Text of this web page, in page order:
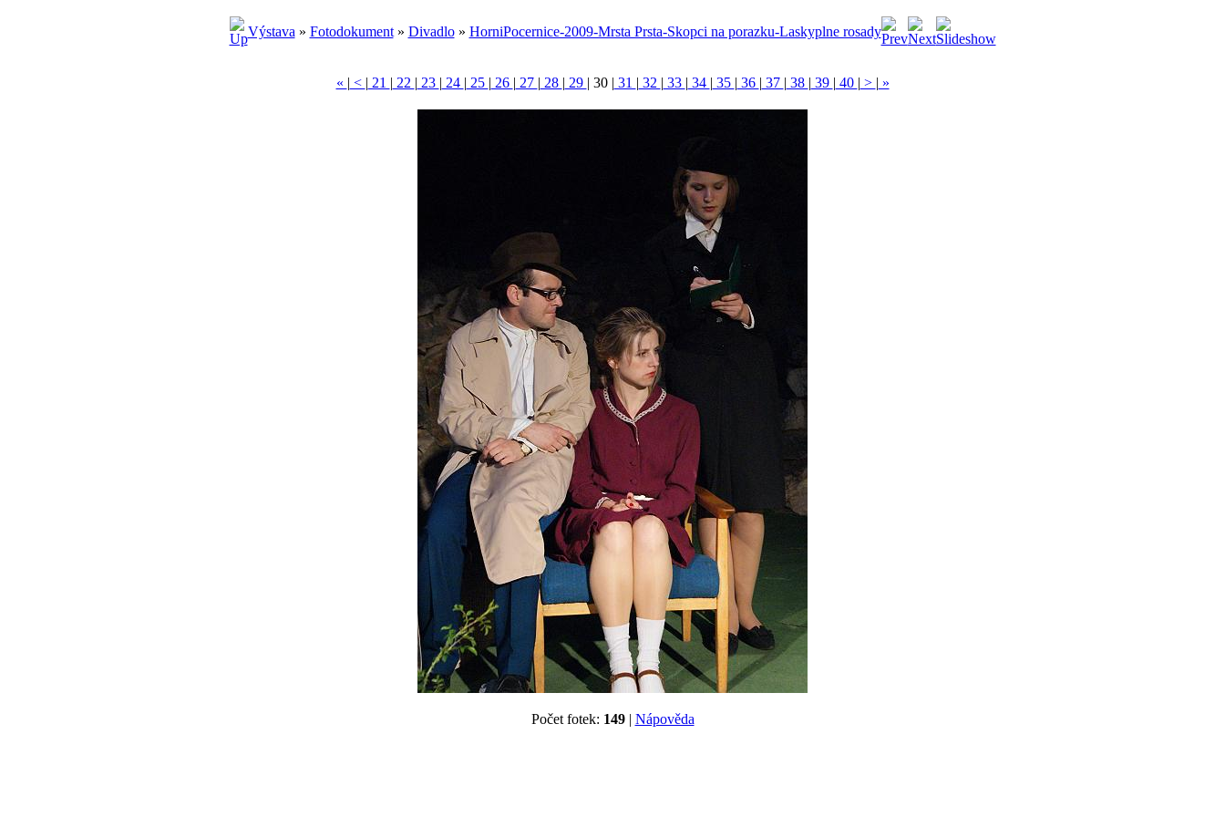
Výstava » Fotodokument» Divadlo» HorniPocernice-2009-Mrsta Prsta-Skopci na porazku-Laskyplne rosady
« | < | 21 | 22 | 23 | 24 | 25 | 26 | 27 | 28 | 29 | 30 | 31 | 32 | 33 | 34 | 35 | 36 | 37 | 38 | 39 | 40 | > | »
Počet fotek: 149| Nápověda